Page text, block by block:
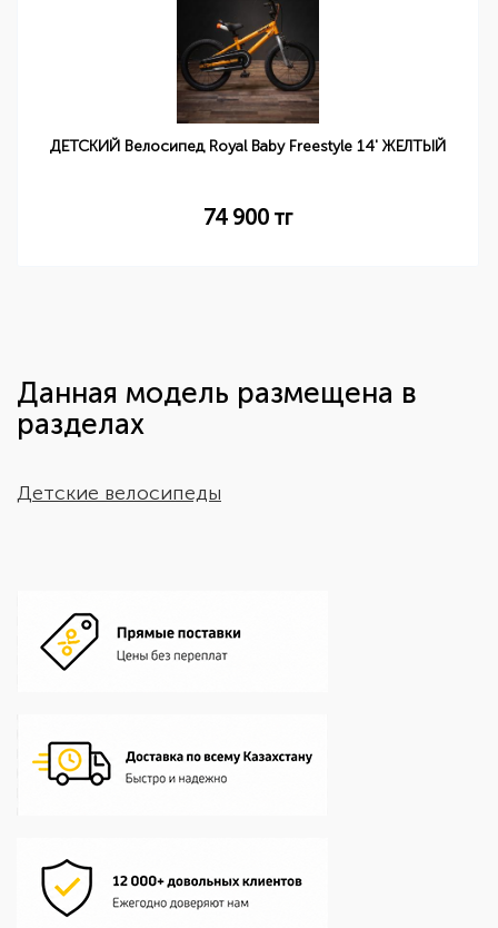
ДЕТСКИЙ Велосипед Royal Baby Freestyle 14' ЖЕЛТЫЙ
74 900 тг
Данная модель размещена в
разделах
Детские велосипеды